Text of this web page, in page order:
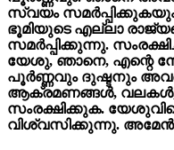
സ്വയം
ഭൂമിയുടെ എല്ലാ
സമർപ്പിക്കുന്നു.
യേശു, ഞാനെ, എന്റെ
പൂർണ്ണവും ദുഷ്ടനും
ആക്രമണങ്ങൾ, വലകൾ,
സംരക്ഷിക്കുക.
വിശ്വസിക്കുന്നു.